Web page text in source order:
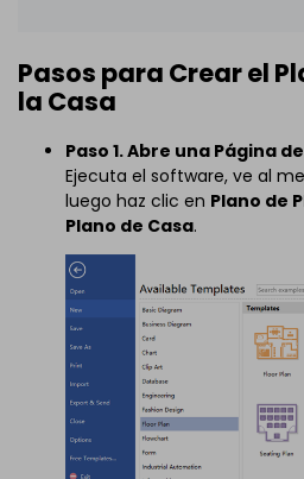
Pasos para Crear el
la Casa
Paso 1. Abre una Página
Ejecuta el software, ve al
luego haz clic en Plano de
Plano de Casa.